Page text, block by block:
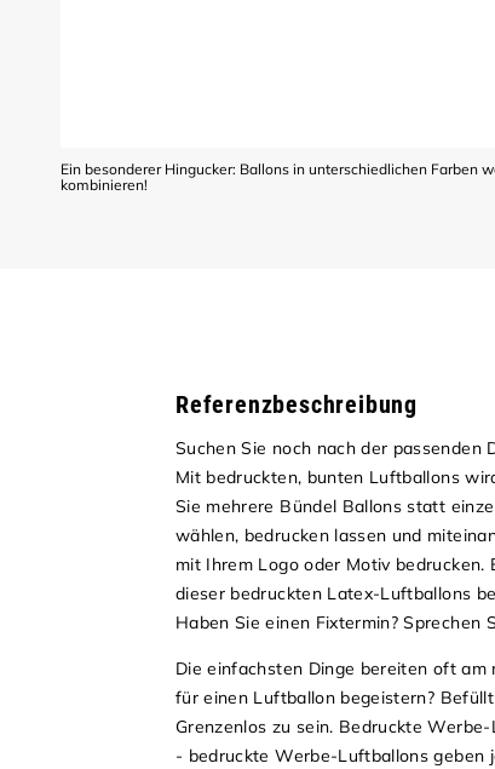
Ein besonderer Hingucker: Ballons in unterschiedlichen Farben
kombinieren!
Referenzbeschreibung
Suchen Sie noch nach der
Mit bedruckten, bunten Luftballons
Sie mehrere Bündel Ballons statt
wählen, bedrucken lassen und
mit Ihrem Logo oder Motiv bedrucken.
dieser bedruckten Latex-Luftballons
Haben Sie einen Fixtermin? Sprechen
Die einfachsten Dinge bereiten oft
für einen Luftballon begeistern?
Grenzenlos zu sein. Bedruckte
- bedruckte Werbe-Luftballons geben